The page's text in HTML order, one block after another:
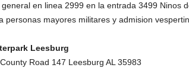
general en linea 2999 en la entrada 3499 Ninos
personas mayores militares y admision
Leesburg
Road 147 Leesburg AL 35983